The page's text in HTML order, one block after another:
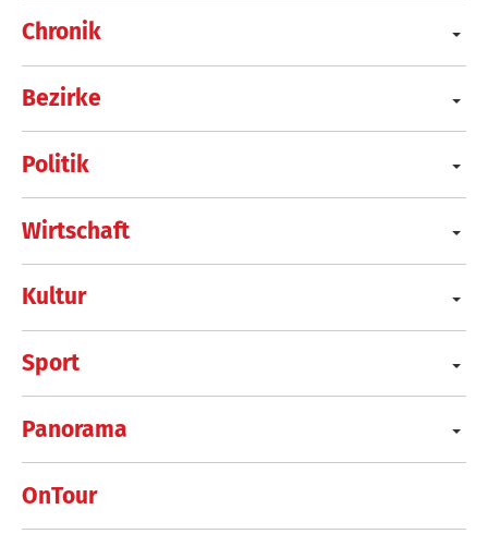
Chronik
Bezirke
Politik
Wirtschaft
Kultur
Sport
Panorama
OnTour